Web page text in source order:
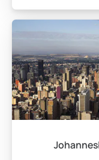
seçenektir. Bu şehirde
dinamikleri ve kültürel
Eğitim
Seçenekler
Eğitim programları,
yoğun programlar, dil